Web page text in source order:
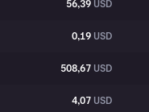
56,39 USD
0,19 USD
508,67 USD
4,07 USD